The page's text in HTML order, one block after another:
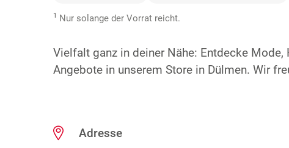
1 Nur solange der Vorrat reicht.
Vielfalt ganz in deiner Nähe: Entdecke
Angebote in unserem Store in Dülmen. Wir
Adresse